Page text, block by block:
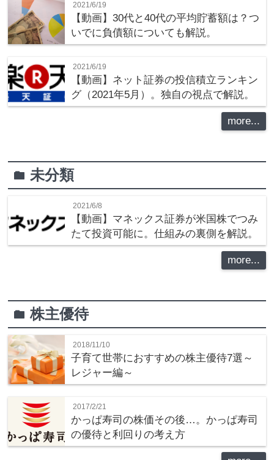
2021/6/19
【動画】30代と40代の平均貯蓄額は？つ
いでに負債額についても解説。
2021/6/19
【動画】ネット証券の投信積立ランキン
グ（2021年5月）。独自の視点で解説。
more...
folder未分類
2021/6/8
【動画】マネックス証券が米国株でつみ
たて投資可能に。仕組みの裏側を解説。
more...
folder株主優待
2018/11/10
子育て世帯におすすめの株主優待7選～
レジャー編～
2017/2/21
かっぱ寿司の株価その後…。かっぱ寿司
の優待と利回りの考え方